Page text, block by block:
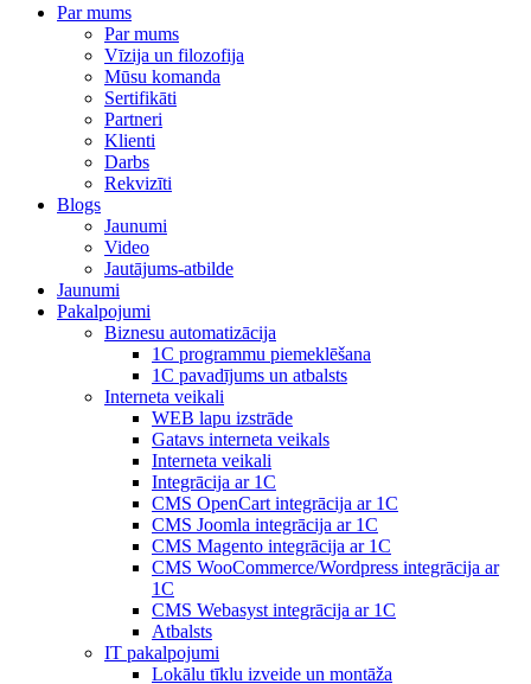
Par mums
Par mums
Vīzija un filozofija
Mūsu komanda
Sertifikāti
Partneri
Klienti
Darbs
Rekvizīti
Blogs
Jaunumi
Video
Jautājums-atbilde
Jaunumi
Pakalpojumi
Biznesu automatizācija
1С programmu piemeklēšana
1С pavadījums un atbalsts
Interneta veikali
WEB lapu izstrāde
Gatavs interneta veikals
Interneta veikali
Integrācija ar 1C
CMS OpenCart integrācija ar 1C
CMS Joomla integrācija ar 1C
CMS Magento integrācija ar 1C
CMS WooCommerce/Wordpress integrācija ar
1C
CMS Webasyst integrācija ar 1C
Atbalsts
IT pakalpojumi
Lokālu tīklu izveide un montāža